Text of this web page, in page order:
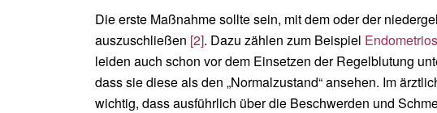
Die erste Maßnahme sollte sein, mit dem oder der
auszuschließen [2]. Dazu zählen zum Beispiel
leiden auch schon vor dem Einsetzen der Regelblutung
dass sie diese als den „Normalzustand“ ansehen. Im
wichtig, dass ausführlich über die Beschwerden und